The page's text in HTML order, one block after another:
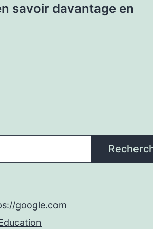
savoir davantage en
google.com